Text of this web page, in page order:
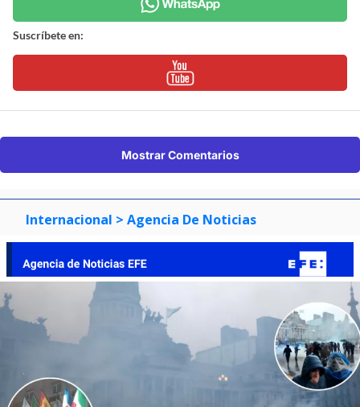
Suscríbete en:
Mostrar Comentarios
Internacional > Agencia De Noticias